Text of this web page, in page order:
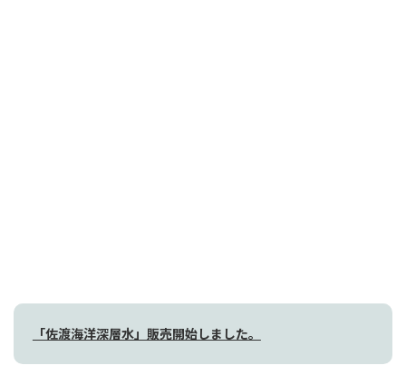
「佐渡海洋深層水」販売開始しました。